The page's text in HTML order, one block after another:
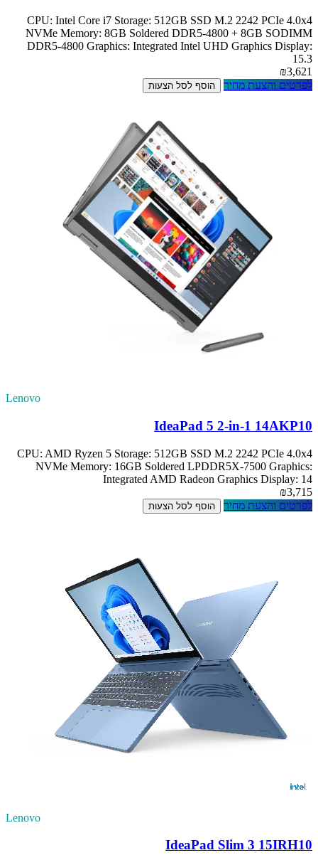
CPU: Intel Core i7 Storage: 512GB SSD M.2 2242 PCIe 4.0x4
NVMe Memory: 8GB Soldered DDR5-4800 + 8GB SODIMM
DDR5-4800 Graphics: Integrated Intel UHD Graphics Display:
15.3
₪3,621
לפרטים והצעת מחיר
הוסף לסל הצעות
Lenovo
IdeaPad 5 2-in-1 14AKP10
CPU: AMD Ryzen 5 Storage: 512GB SSD M.2 2242 PCIe 4.0x4
NVMe Memory: 16GB Soldered LPDDR5X-7500 Graphics:
Integrated AMD Radeon Graphics Display: 14
₪3,715
לפרטים והצעת מחיר
הוסף לסל הצעות
Lenovo
IdeaPad Slim 3 15IRH10